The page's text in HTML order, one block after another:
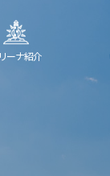
ーナ紹介